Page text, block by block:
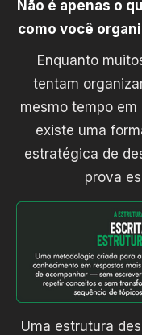
Não é apenas o
como você
Enquanto
tentam
mesmo tempo
existe uma
estratégica de
prova
Uma estrutura